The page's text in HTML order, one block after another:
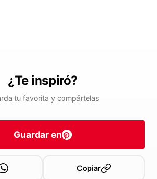
¿Te inspiró?
tu favorita y compártelas
Guardar en
Copiar